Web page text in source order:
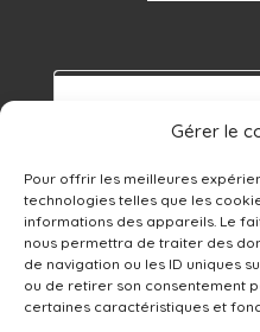
Gérer le
Pour offrir les meilleures
technologies telles que les
informations des appareils. Le
nous permettra de traiter des
de navigation ou les ID uniques
ou de retirer son consentement
certaines caractéristiques et